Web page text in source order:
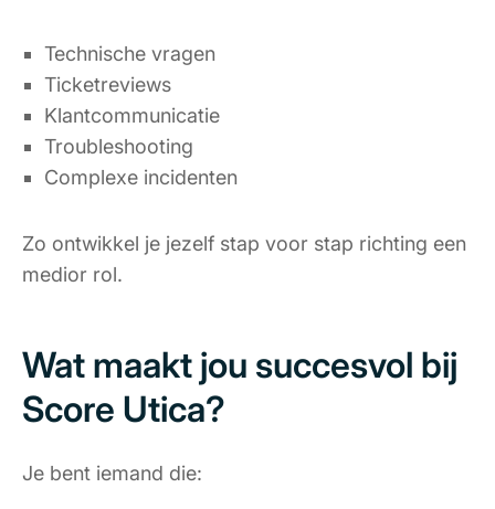
Technische vragen
Ticketreviews
Klantcommunicatie
Troubleshooting
Complexe incidenten
Zo ontwikkel je jezelf stap voor stap richting een
medior rol.
Wat maakt jou succesvol bij
Score Utica?
Je bent iemand die: